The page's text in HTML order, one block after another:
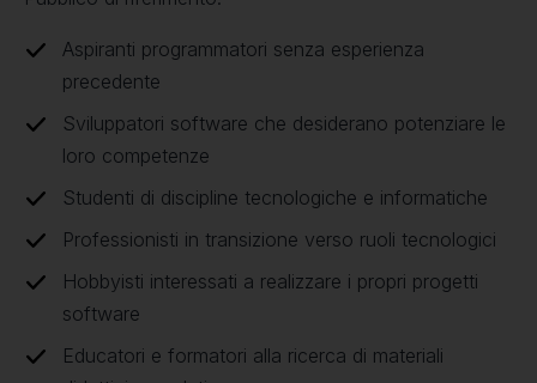
Aspiranti programmatori senza esperienza
precedente
Sviluppatori software che desiderano potenziare le
loro competenze
Studenti di discipline tecnologiche e informatiche
Professionisti in transizione verso ruoli tecnologici
Hobbyisti interessati a realizzare i propri progetti
software
Educatori e formatori alla ricerca di materiali